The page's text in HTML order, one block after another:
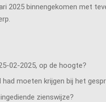
2025 binnengekomen met
02-2025, op de hoogte?
moeten krijgen bij het
zienswijze?